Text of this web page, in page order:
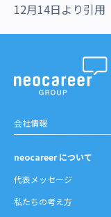
12月14日より引用
会社情報
neocareer について
代表メッセージ
私たちの考え方